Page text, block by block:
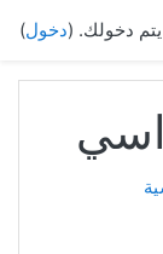
دخولك. (دخول)